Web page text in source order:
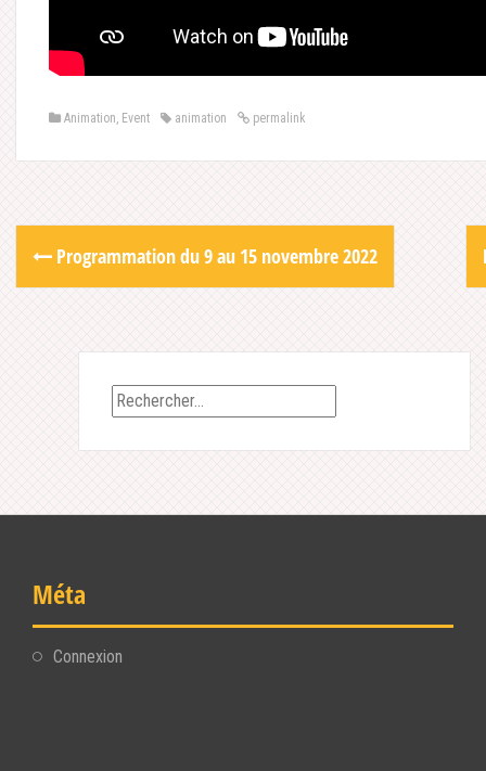
Animation, Event animation permalink
Post
navigation
Programmation du 9 au 15 novembre 2022
Rechercher :
Méta
Connexion